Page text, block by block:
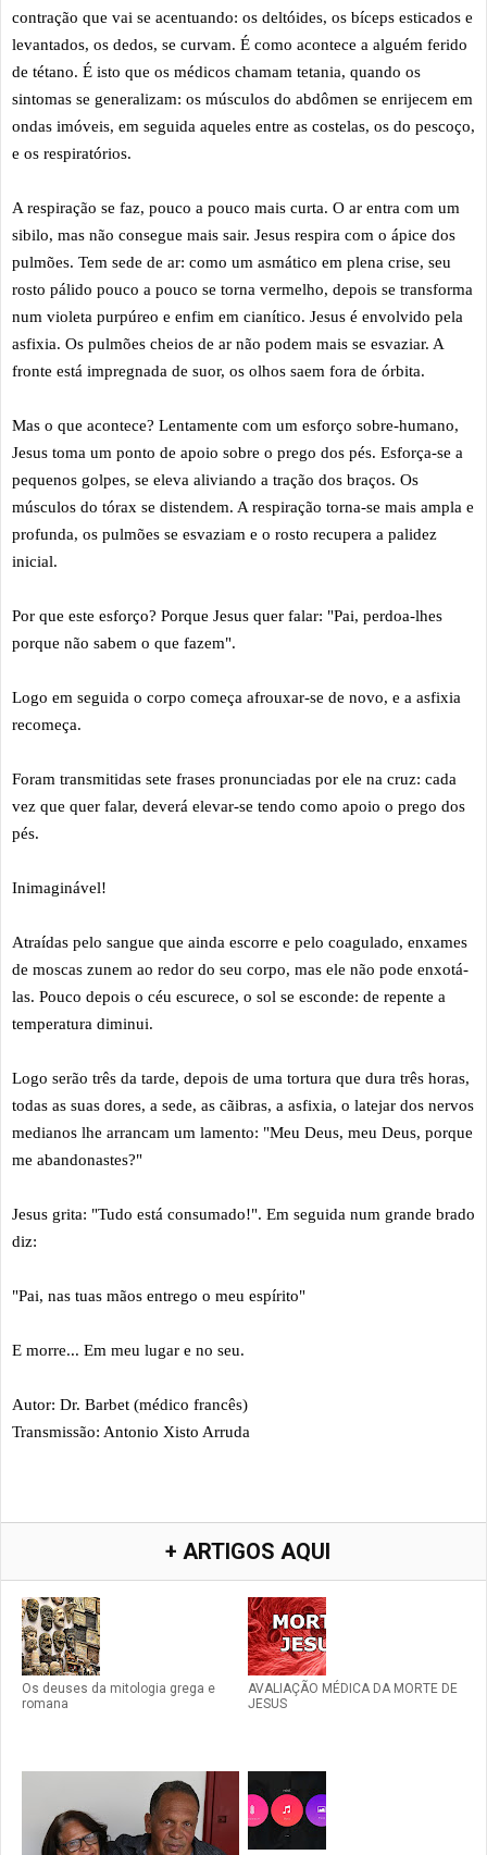
contração que vai se acentuando: os deltóides, os bíceps esticados e
levantados, os dedos, se curvam. É como acontece a alguém ferido
de tétano. É isto que os médicos chamam tetania, quando os
sintomas se generalizam: os músculos do abdômen se enrijecem em
ondas imóveis, em seguida aqueles entre as costelas, os do pescoço,
e os respiratórios.
A respiração se faz, pouco a pouco mais curta. O ar entra com um
sibilo, mas não consegue mais sair. Jesus respira com o ápice dos
pulmões. Tem sede de ar: como um asmático em plena crise, seu
rosto pálido pouco a pouco se torna vermelho, depois se transforma
num violeta purpúreo e enfim em cianítico. Jesus é envolvido pela
asfixia. Os pulmões cheios de ar não podem mais se esvaziar. A
fronte está impregnada de suor, os olhos saem fora de órbita.
Mas o que acontece? Lentamente com um esforço sobre-humano,
Jesus toma um ponto de apoio sobre o prego dos pés. Esforça-se a
pequenos golpes, se eleva aliviando a tração dos braços. Os
músculos do tórax se distendem. A respiração torna-se mais ampla e
profunda, os pulmões se esvaziam e o rosto recupera a palidez
inicial.
Por que este esforço? Porque Jesus quer falar: "Pai, perdoa-lhes
porque não sabem o que fazem".
Logo em seguida o corpo começa afrouxar-se de novo, e a asfixia
recomeça.
Foram transmitidas sete frases pronunciadas por ele na cruz: cada
vez que quer falar, deverá elevar-se tendo como apoio o prego dos
pés.
Inimaginável!
Atraídas pelo sangue que ainda escorre e pelo coagulado, enxames
de moscas zunem ao redor do seu corpo, mas ele não pode enxotá-
las. Pouco depois o céu escurece, o sol se esconde: de repente a
temperatura diminui.
Logo serão três da tarde, depois de uma tortura que dura três horas,
todas as suas dores, a sede, as cãibras, a asfixia, o latejar dos nervos
medianos lhe arrancam um lamento: "Meu Deus, meu Deus, porque
me abandonastes?"
Jesus grita: "Tudo está consumado!". Em seguida num grande brado
diz:
"Pai, nas tuas mãos entrego o meu espírito"
E morre... Em meu lugar e no seu.
Autor: Dr. Barbet (médico francês)
Transmissão: Antonio Xisto Arruda
+ ARTIGOS AQUI
Os deuses da mitologia grega e
romana
AVALIAÇÃO MÉDICA DA MORTE DE
JESUS